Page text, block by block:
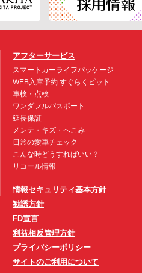
アフターサービス
スマートカーライフパッケージ
WEB入庫予約 すぐらくピット
車検・点検
ワンダフルパスポート
延長保証
メンテ・キズ・へこみ
日常の愛車チェック
こんな時どうすればいい？
リコール情報
情報セキュリティ基本方針
勧誘方針
FD宣言
利益相反管理方針
プライバシーポリシー
サイトのご利用について